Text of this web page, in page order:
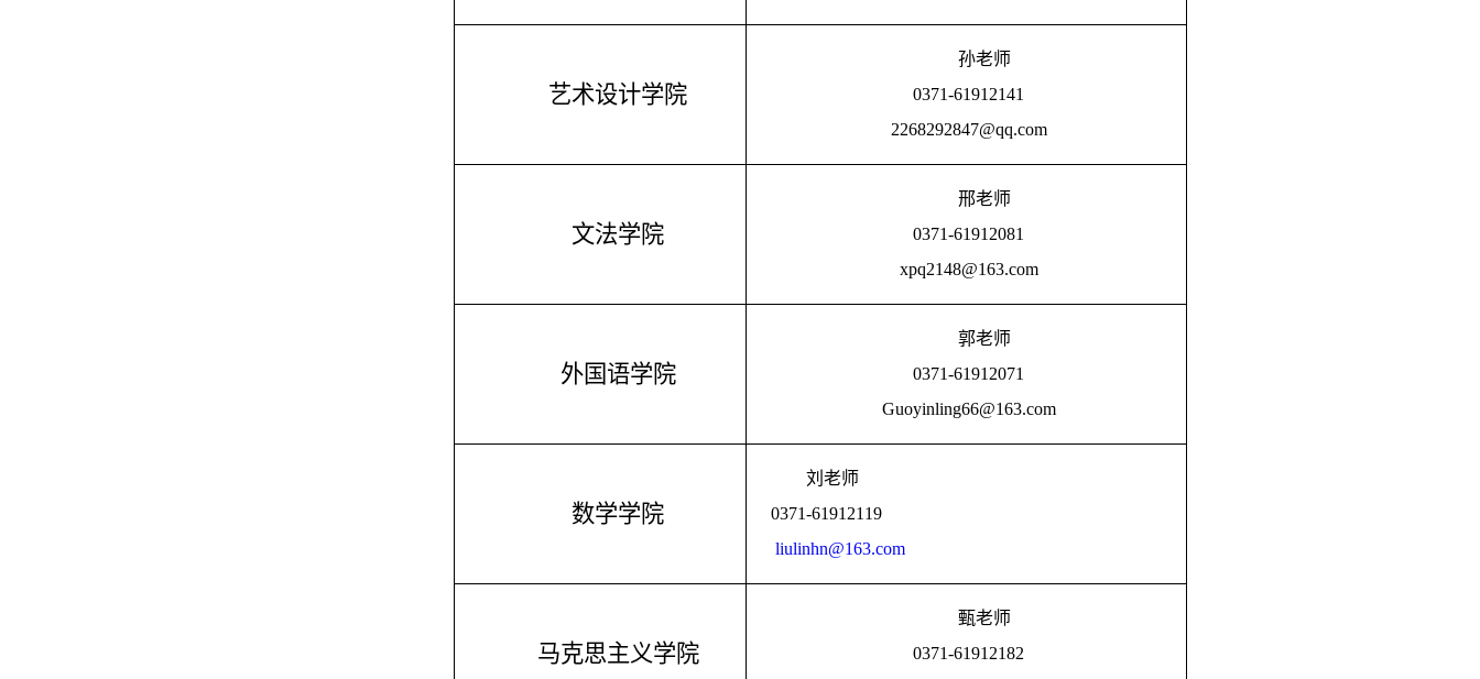
艺术设计学院
孙老师
0371-61912141
2268292847@qq.com
文法学院
邢老师
0371-61912081
xpq2148@163.com
外国语学院
郭老师
0371-61912071
Guoyinling66@163.com
数学学院
刘老师
0371-61912119
liulinhn@163.com
马克思主义学院
甄老师
0371-61912182